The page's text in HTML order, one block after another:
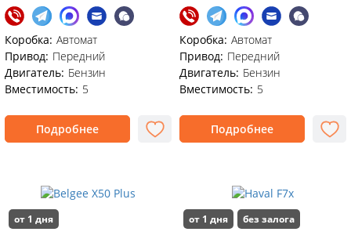
Коробка: Автомат
Привод: Передний
Двигатель: Бензин
Вместимость: 5
Подробнее
Коробка: Автомат
Привод: Передний
Двигатель: Бензин
Вместимость: 5
Подробнее
от 1 дня от 1 дня без залога